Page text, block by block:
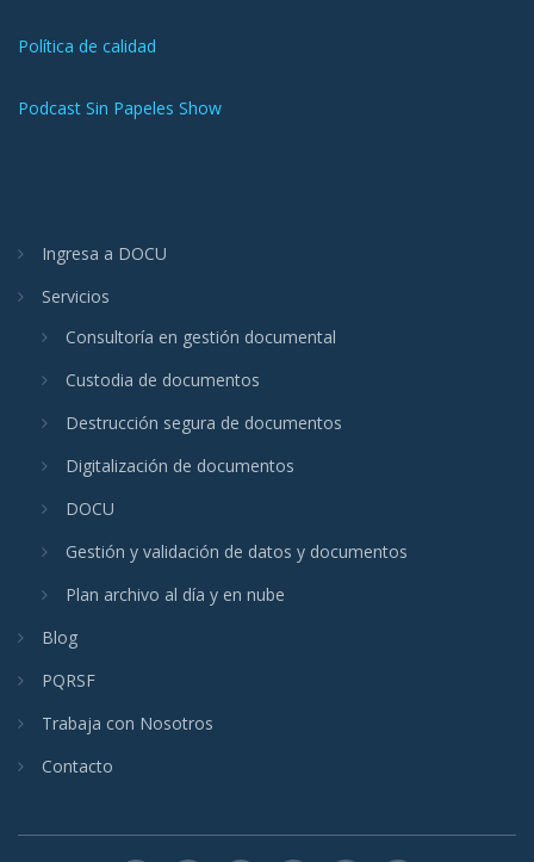
Política de calidad
Podcast Sin Papeles Show
Ingresa a DOCU
Servicios
Consultoría en gestión documental
Custodia de documentos
Destrucción segura de documentos
Digitalización de documentos
DOCU
Gestión y validación de datos y documentos
Plan archivo al día y en nube
Blog
PQRSF
Trabaja con Nosotros
Contacto